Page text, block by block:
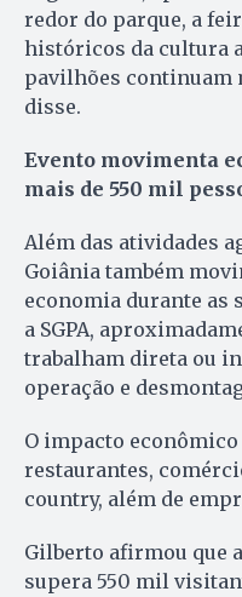
redor do parque, a
históricos da cultura
pavilhões continuam
disse.
Evento movimenta
mais de 550 mil
Além das atividades
Goiânia também
economia durante as
a SGPA,
trabalham direta ou
operação e
O impacto
restaurantes,
country, além de
Gilberto afirmou que
supera 550 mil